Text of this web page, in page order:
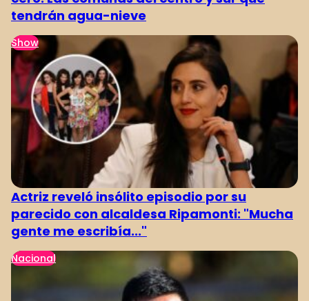
tendrán agua-nieve
Show
Actriz reveló insólito episodio por su
parecido con alcaldesa Ripamonti: "Mucha
gente me escribía..."
Nacional